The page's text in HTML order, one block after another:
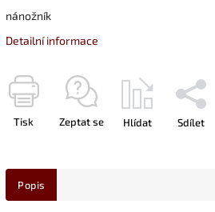
nánožník
Detailní informace
Tisk Zeptat se Hlídat Sdílet
Popis